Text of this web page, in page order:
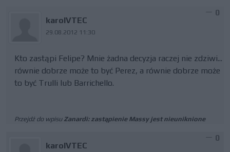
karolVTEC
29.08.2012 11:30
0
Kto zastąpi Felipe? Mnie żadna decyzja raczej nie zdziwi...
równie dobrze może to być Perez, a równie dobrze może
to być Trulli lub Barrichello.
Przejdź do wpisu Zanardi: zastąpienie Massy jest nieuniknione
karolVTEC
0